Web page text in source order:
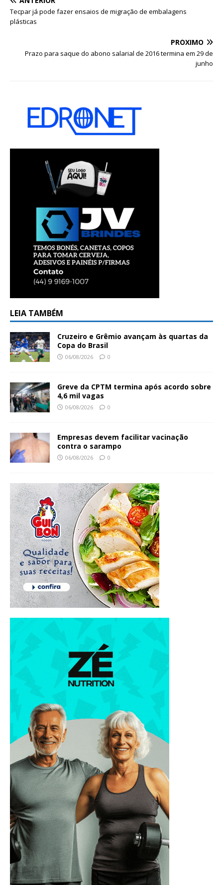
Tecpar já pode fazer ensaios de migração de embalagens
plásticas
PRÓXIMO
Prazo para saque do abono salarial de 2016 termina em 29 de
junho
LEIA TAMBÉM
Cruzeiro e Grêmio avançam às quartas da
Copa do Brasil
06/08/2026 0
Greve da CPTM termina após acordo sobre
4,6 mil vagas
06/08/2026 0
Empresas devem facilitar vacinação
contra o sarampo
06/08/2026 0